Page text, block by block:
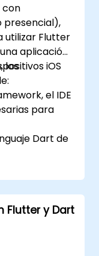
con
presencial),
utilizar Flutter
aplicación
iOS
los
el IDE
para
Dart de
y Android
código.
y
Flutter y Dart